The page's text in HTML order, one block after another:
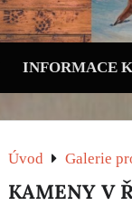
INFORMACE
Úvod Galerie
KAMENY V